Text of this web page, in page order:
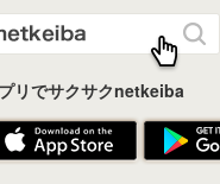
リでサクサクnetkeiba